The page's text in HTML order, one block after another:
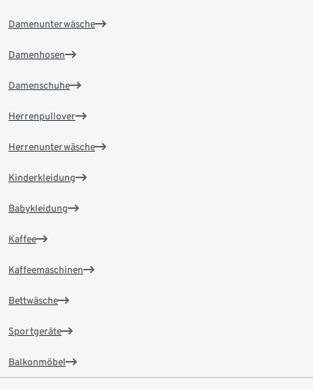
Damenunterwäsche
Damenhosen
Damenschuhe
Herrenpullover
Herrenunterwäsche
Kinderkleidung
Babykleidung
Kaffee
Kaffeemaschinen
Bettwäsche
Sportgeräte
Balkonmöbel